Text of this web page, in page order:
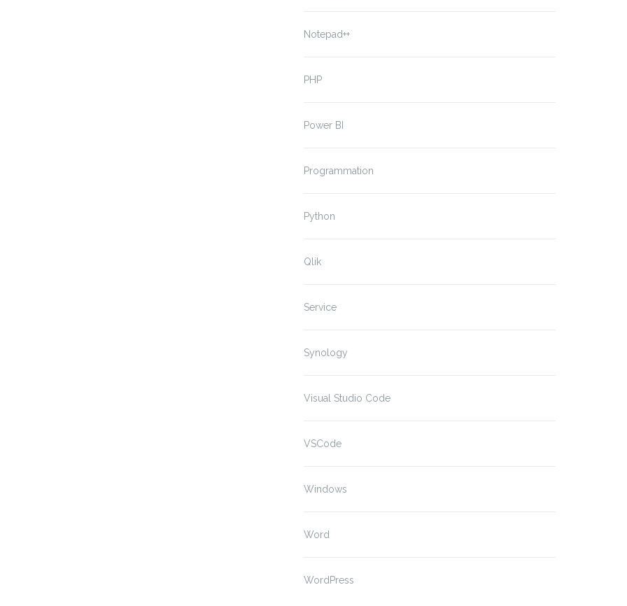
Notepad++
PHP
Power BI
Programmation
Python
Qlik
Service
Synology
Visual Studio Code
VSCode
Windows
Word
WordPress